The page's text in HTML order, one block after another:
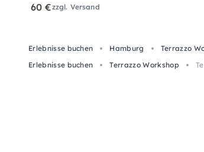
60 €zzgl. Versand
Erlebnisse buchen Hamburg Terrazzo
Erlebnisse buchen
Terrazzo Workshop